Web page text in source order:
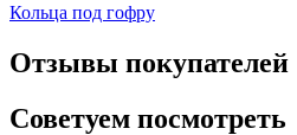
Кольца под гофру
Отзывы покупателей
Советуем посмотреть